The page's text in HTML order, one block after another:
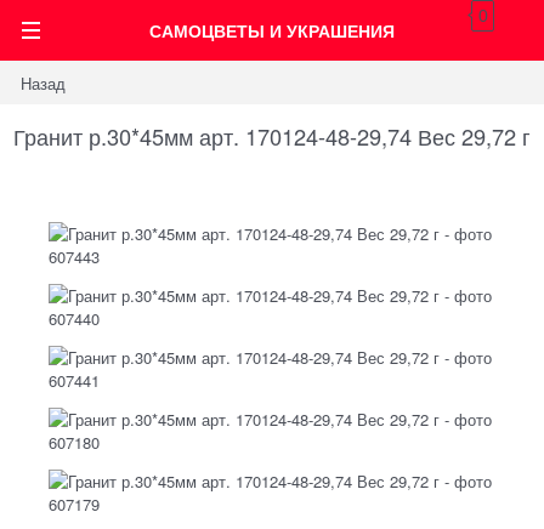
САМОЦВЕТЫ И УКРАШЕНИЯ
0
Назад
Гранит р.30*45мм арт. 170124-48-29,74 Вес 29,72 г